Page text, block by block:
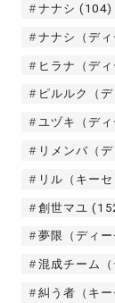
ナナシ (104)
ナナシ（ディ
ヒラナ（ディ
ピルルク（デ
ユヅキ（ディ
リメンバ（デ
リル（キーセ
創世マユ
夢限（ディー
混成チーム（
糾う者（キー